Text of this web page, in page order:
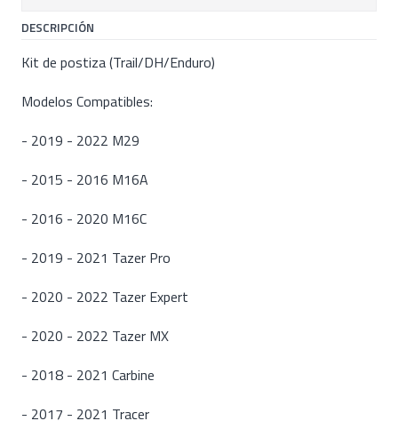
DESCRIPCIÓN
Kit de postiza (Trail/DH/Enduro)
Modelos Compatibles:
- 2019 - 2022 M29
- 2015 - 2016 M16A
- 2016 - 2020 M16C
- 2019 - 2021 Tazer Pro
- 2020 - 2022 Tazer Expert
- 2020 - 2022 Tazer MX
- 2018 - 2021 Carbine
- 2017 - 2021 Tracer